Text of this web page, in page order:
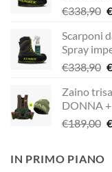
€338,90 Il
€
Scarponi
Spray
€338,90 Il
€
Zaino
DONNA
€189,00 Il
€
IN PRIMO PIANO